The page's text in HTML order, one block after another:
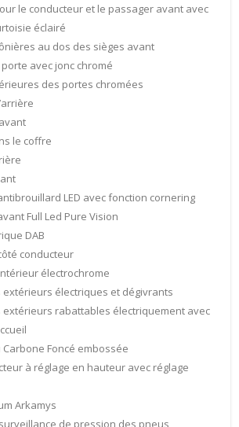
le conducteur et le passager avant avec
éclairé
au dos des sièges avant
avec jonc chromé
des portes chromées
le coffre
LED avec fonction cornering
Full Led Pure Vision
DAB
conducteur
électrochrome
extérieurs électriques et dégivrants
extérieurs rabattables électriquement avec
Foncé embossée
à réglage en hauteur avec réglage
Arkamys